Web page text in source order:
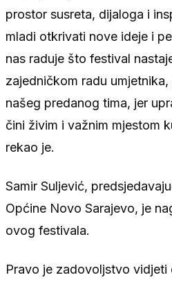
prostor susreta, dijaloga i
mladi otkrivati nove ideje i
nas raduje što festival
zajedničkom radu
našeg predanog tima, jer
čini živim i važnim mjestom
rekao je.
Samir Suljević,
Općine Novo Sarajevo, je
ovog festivala.
Pravo je zadovoljstvo vidjeti